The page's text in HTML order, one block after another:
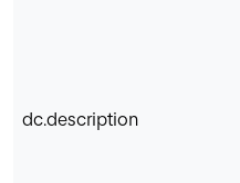
dc.description